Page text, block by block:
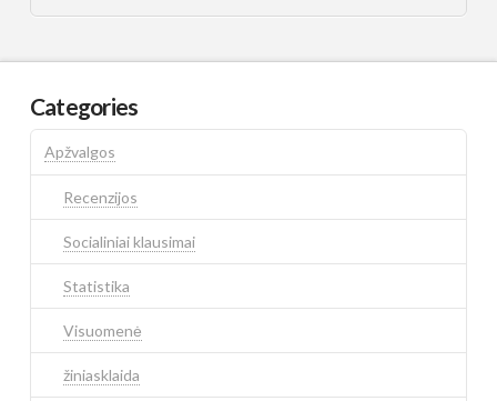
Categories
Apžvalgos
Recenzijos
Socialiniai klausimai
Statistika
Visuomenė
žiniasklaida